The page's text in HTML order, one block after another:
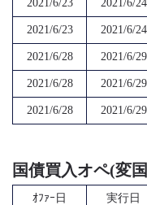
2021/6/23 2021/6/24
2021/6/23 2021/6/24
2021/6/28 2021/6/29
2021/6/28 2021/6/29
2021/6/28 2021/6/29
国債買入オペ(変
ｵﾌｧｰ日 実行日